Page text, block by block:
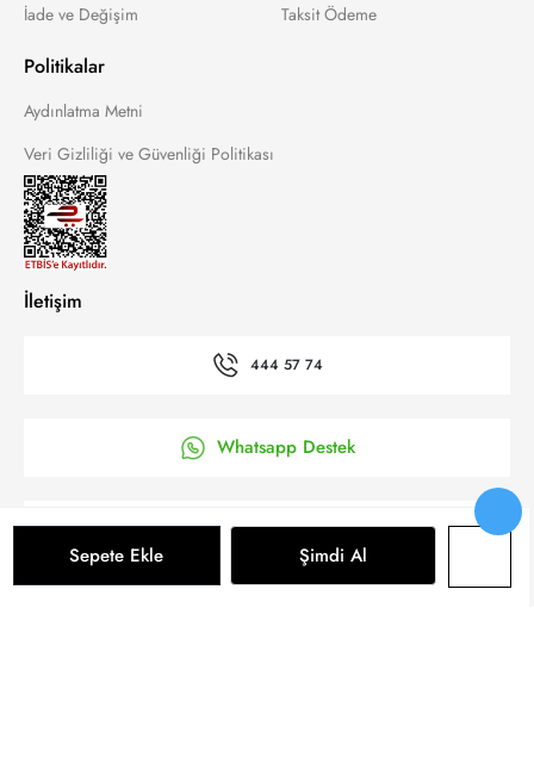
Sepete Ekle Şimdi Al
İade ve Değişim
Taksit Ödeme
Politikalar
Aydınlatma Metni
Veri Gizliliği ve Güvenliği Politikası
İletişim
444 57 74
Whatsapp Destek
’a Kolay Başvuru